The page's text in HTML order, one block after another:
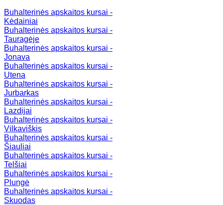
Buhalterinės apskaitos kursai -
Kėdainiai
Buhalterinės apskaitos kursai -
Tauragėje
Buhalterinės apskaitos kursai -
Jonava
Buhalterinės apskaitos kursai -
Utena
Buhalterinės apskaitos kursai -
Jurbarkas
Buhalterinės apskaitos kursai -
Lazdijai
Buhalterinės apskaitos kursai -
Vilkaviškis
Buhalterinės apskaitos kursai -
Šiauliai
Buhalterinės apskaitos kursai -
Telšiai
Buhalterinės apskaitos kursai -
Plungė
Buhalterinės apskaitos kursai -
Skuodas